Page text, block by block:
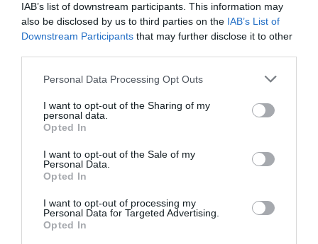
IAB’s list of downstream participants. This information may
also be disclosed by us to third parties on the IAB’s List of
Downstream Participants that may further disclose it to other
Please note that this website/app uses one or more Google
not limited to your visit or usage behaviour. You may click to
grant or deny consent to Google and its third-party tags to
use your data for below specified purposes in below Google
consent section.
Personal Data Processing Opt Outs
I want to opt-out of the Sharing of my
personal data.
Opted In
I want to opt-out of the Sale of my
Personal Data.
Opted In
I want to opt-out of processing my
Personal Data for Targeted Advertising.
Opted In
ΠΑΟΚ – Άντερλεχτ: Σέντρα στις 20:45 για τον
τρίτο προκριματικό του Europa League
Ο ΠΑΟΚ θέλει τη νίκη στην πρώτη αναμέτρηση με την
κάνει το πρώτο και καθοριστικό βήμα, για την πρόκριση
στα πλέι οφ του Europa Leag...